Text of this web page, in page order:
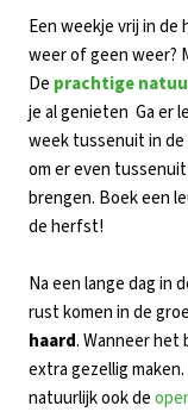
Een weekje vrij in
weer of geen weer?
De prachtige
je al genieten Ga er
week tussenuit in
om er even
brengen. Boek een
de herfst!
Na een lange dag in
rust komen in de
haard. Wanneer het
extra gezellig
natuurlijk ook de